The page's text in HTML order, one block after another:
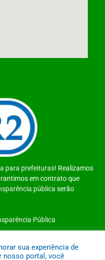
para prefeituras! Realizamos
em contrato que
pública serão
Pública
sua experiência de
nosso portal, você